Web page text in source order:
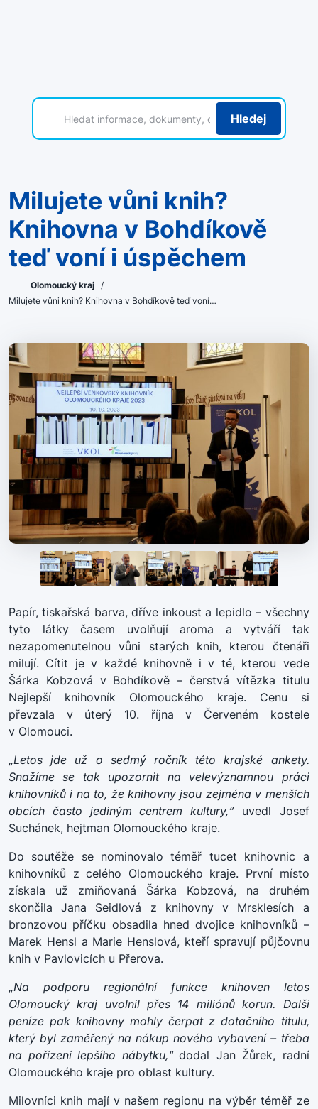
Hledej
Milujete vůni knih?
Knihovna v Bohdíkově
teď voní i úspěchem
Olomoucký kraj /
Milujete vůni knih? Knihovna v Bohdíkově teď voní…
Papír, tiskařská barva, dříve inkoust a lepidlo – všechny
tyto látky časem uvolňují aroma a vytváří tak
nezapomenutelnou vůni starých knih, kterou čtenáři
milují. Cítit je v každé knihovně i v té, kterou vede
Šárka Kobzová v Bohdíkově – čerstvá vítězka titulu
Nejlepší knihovník Olomouckého kraje. Cenu si
převzala v úterý 10. října v Červeném kostele
v Olomouci.
„Letos jde už o sedmý ročník této krajské ankety.
Snažíme se tak upozornit na velevýznamnou práci
knihovníků i na to, že knihovny jsou zejména v menších
obcích často jediným centrem kultury,“uvedl Josef
Suchánek, hejtman Olomouckého kraje.
Do soutěže se nominovalo téměř tucet knihovnic a
knihovníků z celého Olomouckého kraje. První místo
získala už zmiňovaná Šárka Kobzová, na druhém
skončila Jana Seidlová z knihovny v Mrsklesích a
bronzovou příčku obsadila hned dvojice knihovníků –
Marek Hensl a Marie Henslová, kteří spravují půjčovnu
knih v Pavlovicích u Přerova.
„Na podporu regionální funkce knihoven letos
Olomoucký kraj uvolnil přes 14 miliónů korun. Další
peníze pak knihovny mohly čerpat z dotačního titulu,
který byl zaměřený na nákup nového vybavení – třeba
na pořízení lepšího nábytku,“dodal Jan Žůrek, radní
Olomouckého kraje pro oblast kultury.
Milovníci knih mají v našem regionu na výběr téměř ze